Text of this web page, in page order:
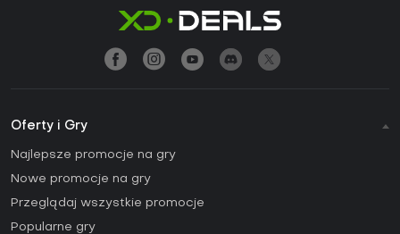
Oferty i Gry
Najlepsze promocje na gry
Nowe promocje na gry
Przeglądaj wszystkie promocje
Popularne gry